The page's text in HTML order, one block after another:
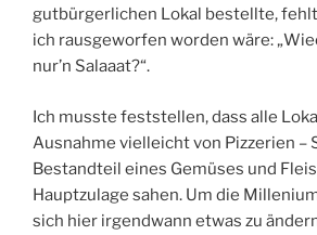
gutbürgerlichen Lokal bestellte,
ich rausgeworfen worden wäre:
nur’n Salaaat?“.
Ich musste feststellen, dass alle
Ausnahme vielleicht von Pizzerien –
Bestandteil eines Gemüses und
Hauptzulage sahen. Um die
sich hier irgendwann etwas zu